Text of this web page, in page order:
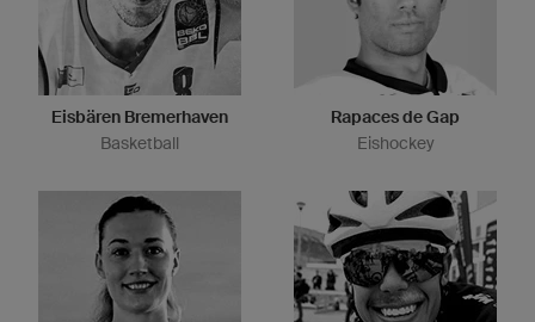
Eisbären Bremerhaven
Basketball
Rapaces de Gap
Eishockey